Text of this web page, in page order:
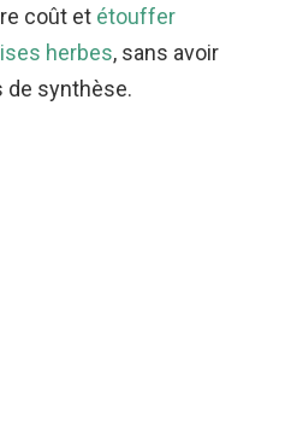
coût et étouffer
herbes, sans avoir
de synthèse.